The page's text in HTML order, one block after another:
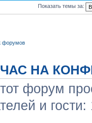
Показать темы за:
форумов
НА
форум
и гости: